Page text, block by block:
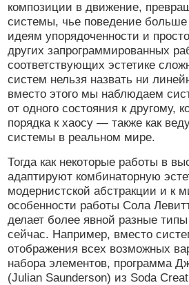
композиции в движение,
системы, чье поведение больше
идеям упорядоченности и
других запрограммированных
соответствующих эстетике
систем нельзя назвать ни
вместо этого мы наблюдаем
от одного состояния к другому,
порядка к хаосу — также как
системы в реальном мире.
Тогда как некоторые работы в
адаптируют комбинаторную
модернистской абстракции и к
особенности работы Сола
делает более явной разные
сейчас. Например, вместо
отображения всех возможных
набора элементов, программа
(Julian Saunderson) из Soda